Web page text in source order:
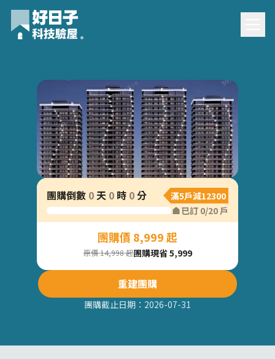
萬企大業2.0團購驗
屋
團購倒數 0天 0 時 0分
滿5戶減12300
已訂 0/20 戶
團購價 8,999 起
原價 14,998 起團購現省 5,999
重建團購
團購截止日期： 2026-07-31